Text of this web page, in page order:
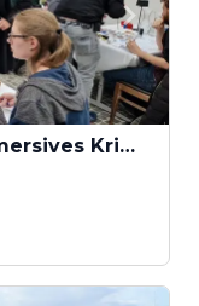
The Unseen Future - ein immersives Krimi-Rätsel-Spiel mit betretbaren Tatort